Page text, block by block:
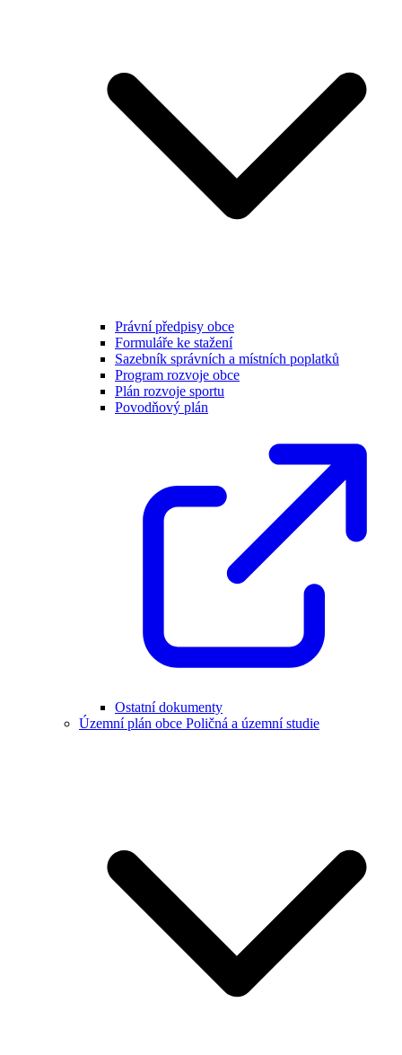
Právní předpisy obce
Formuláře ke stažení
Sazebník správních a místních poplatků
Program rozvoje obce
Plán rozvoje sportu
Povodňový plán
Ostatní dokumenty
Územní plán obce Poličná a územní studie